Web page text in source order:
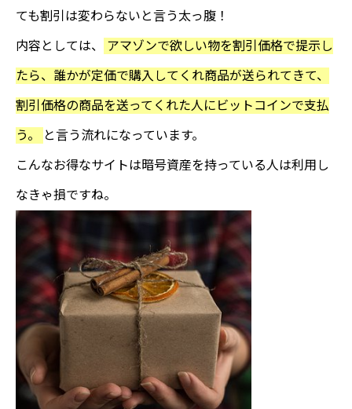
ても割引は変わらないと言う太っ腹！
内容としては、
アマゾンで欲しい物を割引価格で提示し
たら、誰かが定価で購入してくれ商品が送られてきて、
割引価格の商品を送ってくれた人にビットコインで支払
う。
と言う流れになっています。
こんなお得なサイトは暗号資産を持っている人は利用し
なきゃ損ですね。